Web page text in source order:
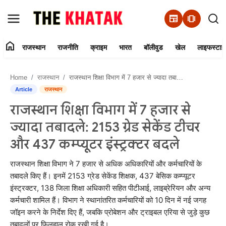
newspaper amp_stories
Contact Us
राजस्थान
राजनीति
क्राइम
भारत
बॉलीवुड
home राजस्थान राजनीति क्राइम भारत बॉलीवुड खेल
Home राजस्थान राजस्थान शिक्षा विभाग में 7 हजार से ज्यादा तबादले: 2153 ग्रेड सेकेंड टीचर और 437 कम्प्यूटर इंस्ट्रक्टर बदले
Article राजस्थान
राजस्थान शिक्षा विभाग में 7 हजार से
ज्यादा तबादले: 2153 ग्रेड सेकेंड टीचर
और 437 कम्प्यूटर इंस्ट्रक्टर बदले
राजस्थान शिक्षा विभाग ने 7 हजार से अधिक अधिकारियों और कर्मचारियों के
तबादले किए हैं। इनमें 2153 ग्रेड सेकेंड शिक्षक, 437 बेसिक कम्प्यूटर
इंस्ट्रक्टर, 138 जिला शिक्षा अधिकारी सहित पीटीआई, लाइब्रेरियन और अन्य
कर्मचारी शामिल हैं। विभाग ने स्थानांतरित कर्मचारियों को 10 दिन में नई जगह
जॉइन करने के निर्देश दिए हैं, जबकि प्रोबेशन और ट्राइबल एरिया से जुड़े कुछ